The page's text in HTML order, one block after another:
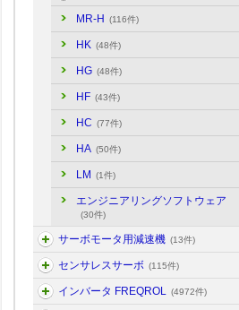
MR-H (116件)
HK (48件)
HG (48件)
HF (43件)
HC (77件)
HA (50件)
LM (1件)
エンジニアリングソフトウェア
(30件)
サーボモータ用減速機 (13件)
センサレスサーボ (115件)
インバータ FREQROL (4972件)